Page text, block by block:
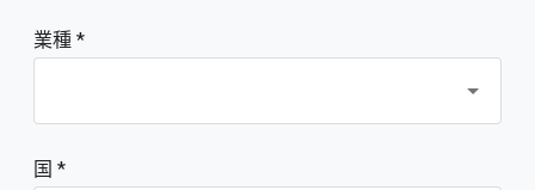
業種 *
国 *